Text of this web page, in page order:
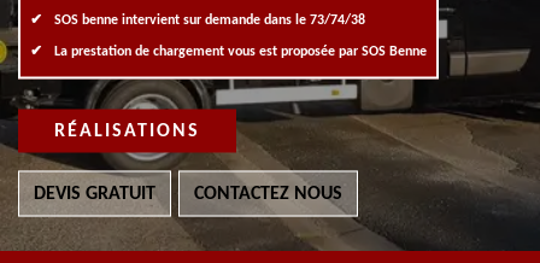
SOS benne intervient sur demande dans le 73/74/38
La prestation de chargement vous est proposée par SOS Benne
RÉALISATIONS
DEVIS GRATUIT CONTACTEZ NOUS